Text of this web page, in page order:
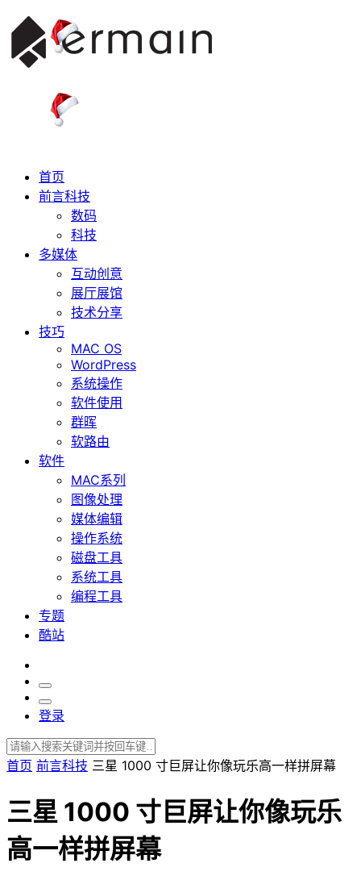
首页
前言科技
数码
科技
多媒体
互动创意
展厅展馆
技术分享
技巧
MAC OS
WordPress
系统操作
软件使用
群晖
软路由
软件
MAC系列
图像处理
媒体编辑
操作系统
磁盘工具
系统工具
编程工具
专题
酷站
登录
首页 前言科技 三星 1000 寸巨屏让你像玩乐高一样拼屏幕
三星 1000 寸巨屏让你像玩乐
高一样拼屏幕